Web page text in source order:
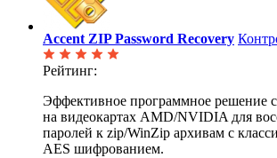
Accent ZIP Password Recovery
Рейтинг:
Эффективное программное решение
на видеокартах AMD/NVIDIA для
паролей к zip/WinZip архивам с
AES шифрованием.